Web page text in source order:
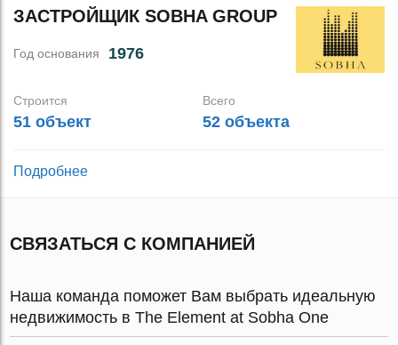
ЗАСТРОЙЩИК SOBHA GROUP
Год основания 1976
Строится
51 объект
Всего
52 объекта
Подробнее
СВЯЗАТЬСЯ С КОМПАНИЕЙ
Наша команда поможет Вам выбрать идеальную
недвижимость в The Element at Sobha One